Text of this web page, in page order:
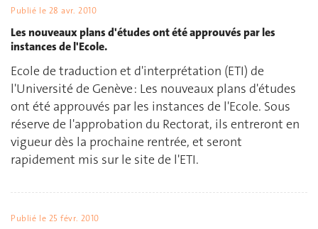
Publié le 28 avr. 2010
Les nouveaux plans d'études ont été approuvés par les
instances de l'Ecole.
Ecole de traduction et d'interprétation (ETI) de
l'Université de Genève : Les nouveaux plans d'études
ont été approuvés par les instances de l'Ecole. Sous
réserve de l'approbation du Rectorat, ils entreront en
vigueur dès la prochaine rentrée, et seront
rapidement mis sur le site de l'ETI.
Publié le 25 févr. 2010